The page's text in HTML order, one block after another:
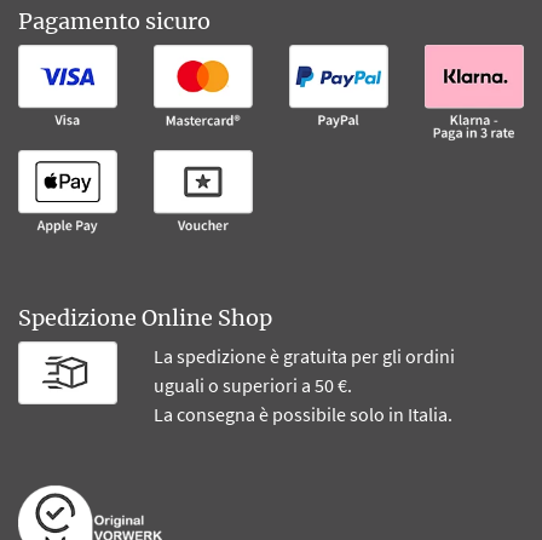
Pagamento sicuro
Spedizione Online Shop
La spedizione è gratuita per gli ordini
uguali o superiori a 50 €.
La consegna è possibile solo in Italia.